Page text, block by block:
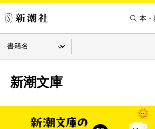
本・
新潮文庫